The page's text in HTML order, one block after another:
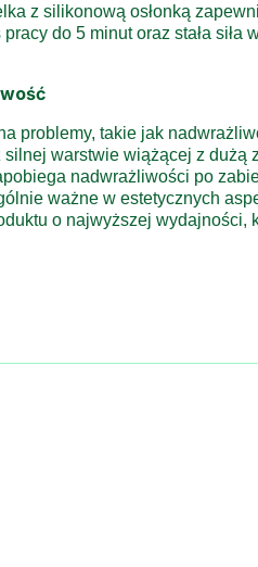
z silikonową osłonką
do 5 minut oraz stała
problemy, takie jak
warstwie wiążącej z dużą
nadwrażliwości po
ważne w estetycznych
o najwyższej wydajności,